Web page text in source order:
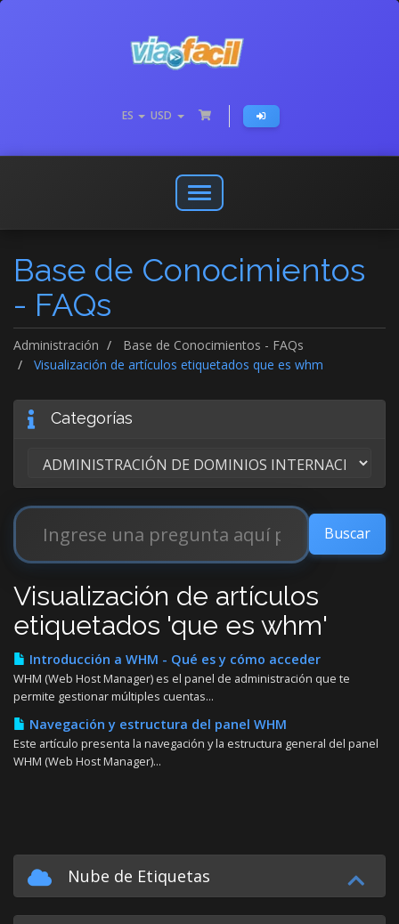
ES USD
Abrir
o
menú
de
Base de Conocimientos
- FAQs
Administración
Base de Conocimientos - FAQs
Visualización de artículos etiquetados que es whm
Categorías
Visualización de artículos
etiquetados 'que es whm'
Introducción a WHM - Qué es y cómo acceder
WHM (Web Host Manager) es el panel de administración que te
permite gestionar múltiples cuentas...
Navegación y estructura del panel WHM
Este artículo presenta la navegación y la estructura general del panel
WHM (Web Host Manager)...
Nube de Etiquetas